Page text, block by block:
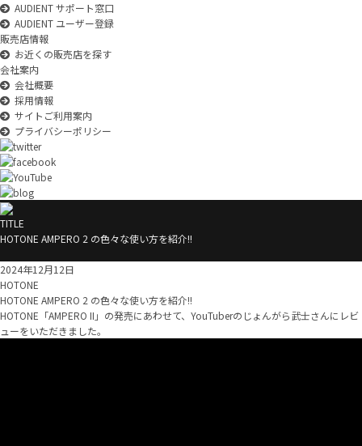
AUDIENT サポート窓口
AUDIENT ユーザー登録
販売店情報
お近くの販売店を探す
会社案内
会社概要
採用情報
サイトご利用案内
プライバシーポリシー
TITLE
HOTONE AMPERO 2 の色々な使い方を紹介!!
2024年12月12日
HOTONE
HOTONE AMPERO 2 の色々な使い方を紹介!!
HOTONE「AMPERO II」の発売にあわせて、YouTuberのじょんがら武士さんにレビ
ューをいただきました。